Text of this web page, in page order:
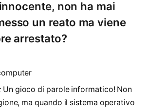
non ha mai
un reato ma viene
arrestato?
Un gioco di parole informatico! Non
ma quando il sistema operativo